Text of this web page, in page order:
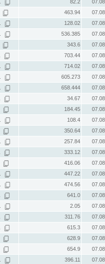
82.2
463.94
128.02
536.385
343.6
703.44
714.02
605.273
658.444
34.67
184.45
108.4
350.64
257.84
333.12
416.06
447.22
474.56
641.0
2.05
311.76
615.3
628.9
654.9
396.11